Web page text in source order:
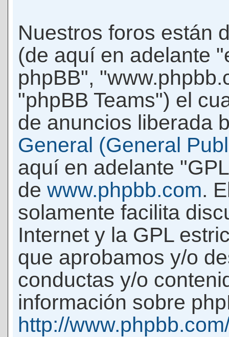
Nuestros foros están
(de aquí en adelante
phpBB",
"phpBB Teams") el
de anuncios liberada
General (General
aquí en adelante
de www.phpbb.com.
solamente facilita
Internet y la GPL
que aprobamos y/o
conductas y/o
información sobre
http://